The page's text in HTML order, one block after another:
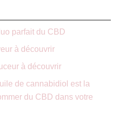
parfait du CBD
à découvrir
à découvrir
de cannabidiol est la
du CBD dans votre